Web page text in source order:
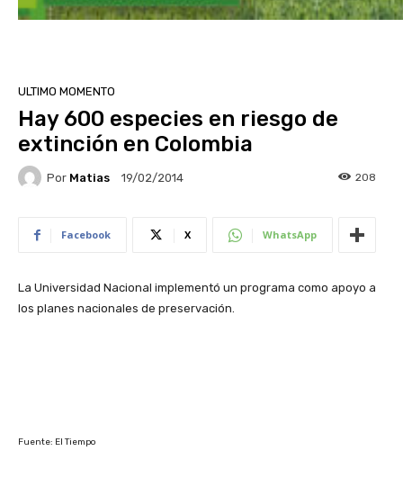
ULTIMO MOMENTO
Hay 600 especies en riesgo de
extinción en Colombia
Por Matias 19/02/2014 208
Facebook X WhatsApp
La Universidad Nacional implementó un programa como apoyo a
los planes nacionales de preservación.
Fuente: El Tiempo